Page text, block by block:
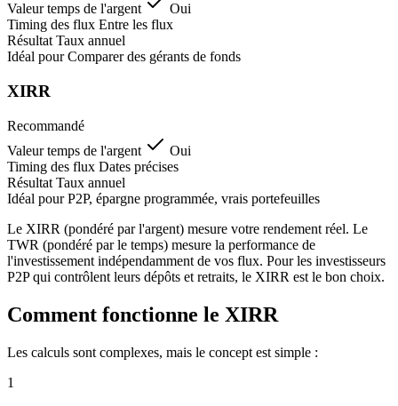
Valeur temps de l'argent
Oui
Timing des flux Entre les flux
Résultat Taux annuel
Idéal pour Comparer des gérants de fonds
XIRR
Recommandé
Valeur temps de l'argent
Oui
Timing des flux Dates précises
Résultat Taux annuel
Idéal pour P2P, épargne programmée, vrais portefeuilles
Le XIRR (pondéré par l'argent) mesure votre rendement réel. Le
TWR (pondéré par le temps) mesure la performance de
l'investissement indépendamment de vos flux. Pour les investisseurs
P2P qui contrôlent leurs dépôts et retraits, le XIRR est le bon choix.
Comment fonctionne le XIRR
Les calculs sont complexes, mais le concept est simple :
1